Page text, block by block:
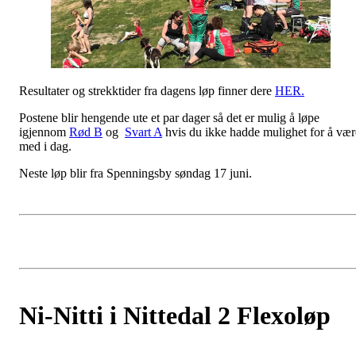
Resultater og strekktider fra dagens løp finner dere HER.
Postene blir hengende ute et par dager så det er mulig å løpe
igjennom Rød B og Svart Ahvis du ikke hadde mulighet for å
med i dag.
Neste løp blir fra Spenningsby søndag 17 juni.
Ni-Nitti i Nittedal 2 Flexoløp